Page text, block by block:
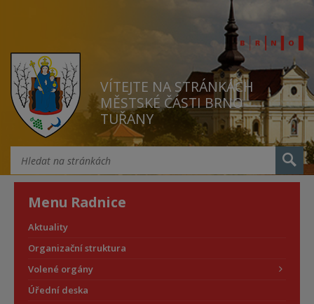
VÍTEJTE NA STRÁNKÁCH
MĚSTSKÉ ČÁSTI BRNO
TUŘANY
Menu Radnice
Aktuality
Organizační struktura
Volené orgány
Úřední deska